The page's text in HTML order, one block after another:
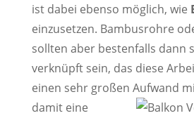
ist dabei ebenso möglich, wie
einzusetzen. Bambusrohre
sollten aber bestenfalls dann
verknüpft sein, das diese
einen sehr großen Aufwand
damit eine